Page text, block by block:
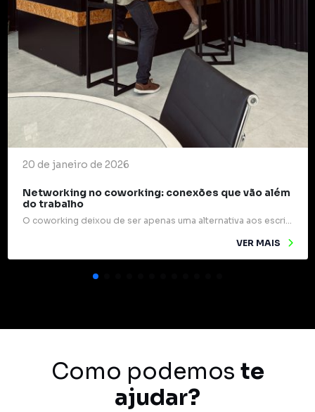
20 de janeiro de 2026
Networking no coworking: conexões que vão além
do trabalho
O coworking deixou de ser apenas uma alternativa aos escritórios tradicionais e passou a ocupar um papel estratégico na forma como profissionais e empresas se relacionam. Mais do que mesas compartilhadas e internet rápida, esses espaços são verdadeiros pontos de encontro para ideias, experiências e oportunidades. Um dos grandes diferenciais do coworking é o networking […]
VER MAIS
Como podemos te
ajudar?